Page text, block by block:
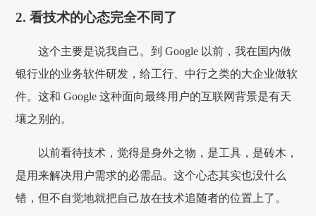
2. 看技术的心态完全不同了
这个主要是说我自己。到 Google 以前，我在国内做
银行业的业务软件研发，给工行、中行之类的大企业做软
件。这和 Google 这种面向最终用户的互联网背景是有天
壤之别的。
以前看待技术，觉得是身外之物，是工具，是砖木，
是用来解决用户需求的必需品。这个心态其实也没什么
错，但不自觉地就把自己放在技术追随者的位置上了。